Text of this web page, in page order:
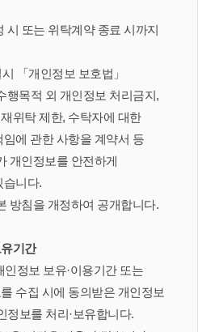
시 또는 위탁계약 종료 시까지
「개인정보 보호법」
행목적 외 개인정보 처리금지,
위탁 제한, 수탁자에 대한
에 관한 사항을 계약서 등
개인정보를 안전하게
습니다.
방침을 개정하여 공개합니다.
기간
인정보 보유·이용기간 또는
수집 시에 동의받은 개인정보
정보를 처리·보유합니다.